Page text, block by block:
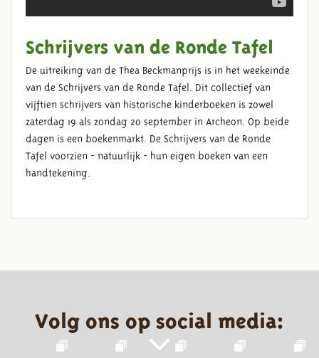
Schrijvers van de Ronde Tafel
De uitreiking van de Thea Beckmanprijs is in het weekeinde
van de Schrijvers van de Ronde Tafel. Dit collectief van
vijftien schrijvers van historische kinderboeken is zowel
zaterdag 19 als zondag 20 september in Archeon. Op beide
dagen is een boekenmarkt. De Schrijvers van de Ronde
Tafel voorzien - natuurlijk - hun eigen boeken van een
handtekening.
Volg ons op social media: